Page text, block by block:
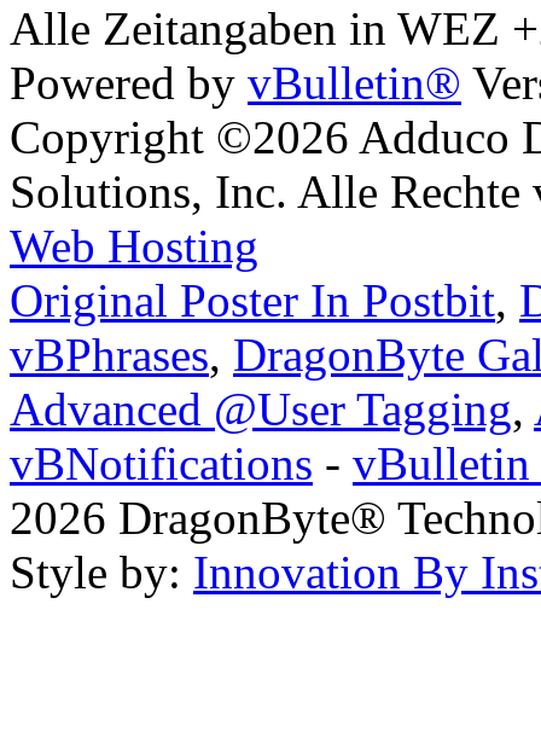
Alle Zeitangaben in WEZ
Powered by vBulletin®
Copyright ©2026 Adduco
Solutions, Inc. Alle Rechte
Web Hosting
Original Poster In Postbit,
vBPhrases, DragonByte
Advanced @User Tagging,
vBNotifications - vBulletin
2026 DragonByte®
Style by: Innovation By